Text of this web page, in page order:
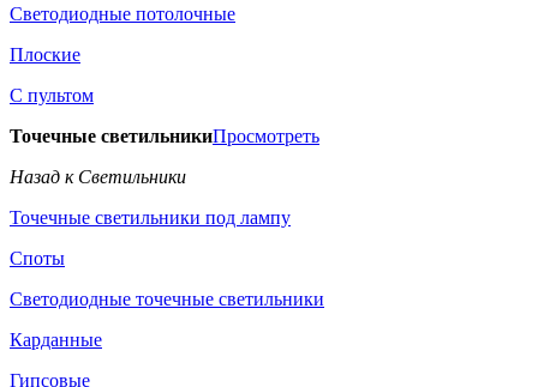
Светодиодные потолочные
Плоские
С пультом
Точечные светильникиПросмотреть
Назад к Светильники
Точечные светильники под лампу
Споты
Светодиодные точечные светильники
Карданные
Гипсовые